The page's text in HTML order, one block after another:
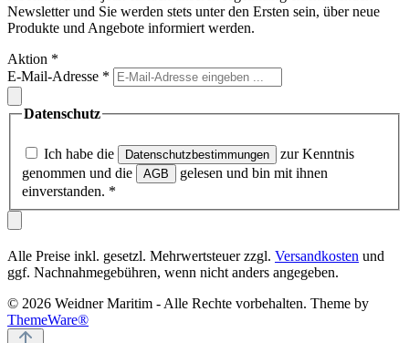
Newsletter und Sie werden stets unter den Ersten sein, über neue
Produkte und Angebote informiert werden.
Aktion *
E-Mail-Adresse *
Datenschutz
Ich habe die Datenschutzbestimmungen
zur Kenntnis
genommen und die
AGB
gelesen und bin mit ihnen
einverstanden. *
Alle Preise inkl. gesetzl. Mehrwertsteuer zzgl. Versandkosten und
ggf. Nachnahmegebühren, wenn nicht anders angegeben.
© 2026 Weidner Maritim - Alle Rechte vorbehalten. Theme by
ThemeWare®